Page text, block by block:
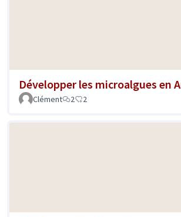
Développer les microalgues en
Clément
2 2